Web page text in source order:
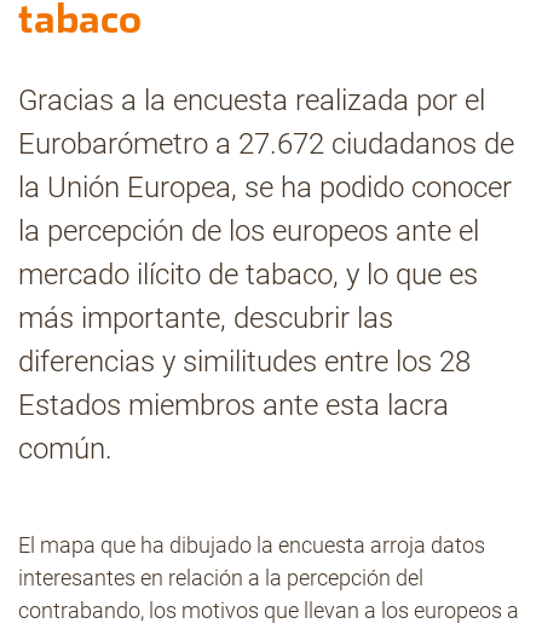
Denuncia
Pregúntanos
Archivo
Estadísticas CMT
Contacto
tabaco
Gracias a la encuesta realizada por el
Eurobarómetro a 27.672 ciudadanos de
la Unión Europea, se ha podido conocer
la percepción de los europeos ante el
mercado ilícito de tabaco, y lo que es
más importante, descubrir las
diferencias y similitudes entre los 28
Estados miembros ante esta lacra
común.
El mapa que ha dibujado la encuesta arroja datos
interesantes en relación a la percepción del
contrabando, los motivos que llevan a los europeos a